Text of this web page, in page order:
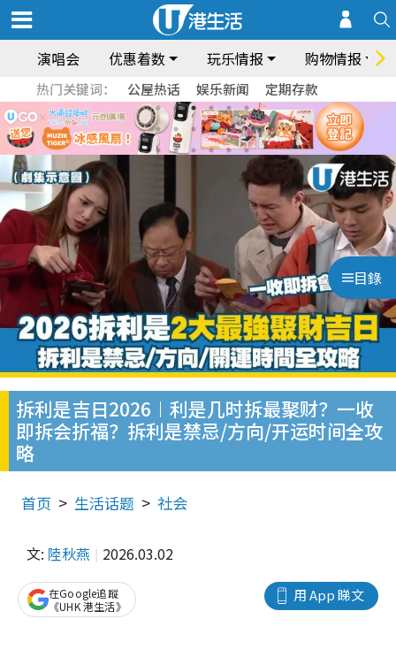
演唱会 优惠着数 玩乐情报 购物情报
热门关键词： 公屋热话 娱乐新闻 定期存款
目錄
拆利是吉日2026︱利是几时拆最聚财？一收
即拆会折福？拆利是禁忌/方向/开运时间全攻
略
首页 生活话题 社会
文: 陸秋燕 2026.03.02
用 App 睇文
在Google追蹤
《UHK 港生活》